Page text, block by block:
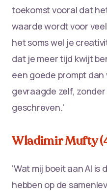
toekomst vooral dat
waarde wordt voor
het soms wel je
dat je meer tijd kwijt
een goede prompt
gevraagde zelf,
geschreven.'
Wladimir Mufty
‘Wat mij boeit aan AI
hebben op de